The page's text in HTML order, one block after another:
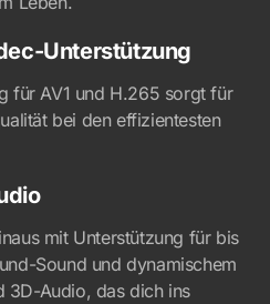
Unterstützung
für AV1 und H.265 sorgt für
bei den effizientesten
mit Unterstützung für bis
Sound und dynamischem
3D-Audio, das dich ins